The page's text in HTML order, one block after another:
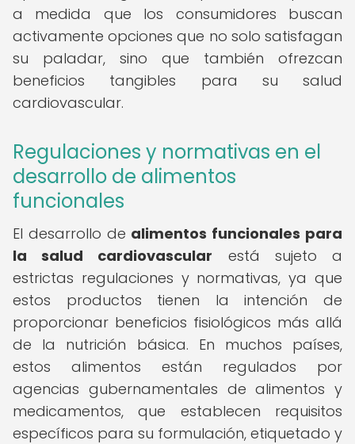
a medida que los consumidores buscan
activamente opciones que no solo satisfagan
su paladar, sino que también ofrezcan
beneficios tangibles para su salud
cardiovascular.
Regulaciones y normativas en el
desarrollo de alimentos
funcionales
El desarrollo de alimentos funcionales para
la salud cardiovascular está sujeto a
estrictas regulaciones y normativas, ya que
estos productos tienen la intención de
proporcionar beneficios fisiológicos más allá
de la nutrición básica. En muchos países,
estos alimentos están regulados por
agencias gubernamentales de alimentos y
medicamentos, que establecen requisitos
específicos para su formulación, etiquetado y